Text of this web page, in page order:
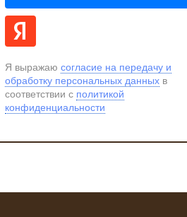
Я выражаю согласие на передачу и
обработку персональных данных в
соответствии с политикой
конфиденциальности